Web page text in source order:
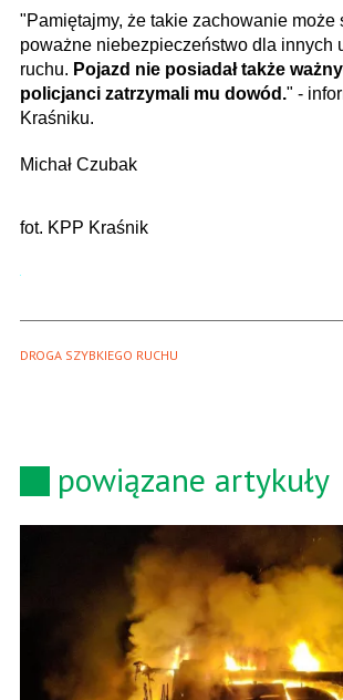
"Pamiętajmy, że takie zachowanie może
poważne niebezpieczeństwo dla innych
ruchu. Pojazd nie posiadał także
policjanci zatrzymali mu dowód." -
Kraśniku.
Michał Czubak
fot. KPP Kraśnik
DROGA SZYBKIEGO RUCHU
powiązane artykuły